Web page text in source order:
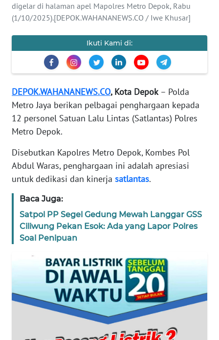
digelar di halaman apel Mapolres Metro Depok, Rabu
(1/10/2025).[DEPOK.WAHANANEWS.CO / Iwe Khusar]
Ikuti Kami di:
DEPOK.WAHANANEWS.CO, Kota Depok– Polda
Metro Jaya berikan pelbagai penghargaan kepada
12 personel Satuan Lalu Lintas (Satlantas) Polres
Metro Depok.
Disebutkan Kapolres Metro Depok, Kombes Pol
Abdul Waras, penghargaan ini adalah apresiasi
untuk dedikasi dan kinerja satlantas.
Baca Juga:
Satpol PP Segel Gedung Mewah Langgar GSS
Ciliwung Pekan Esok: Ada yang Lapor Polres
Soal Penipuan
SIBER
Wahana
News
Regional
WN
SUMUT
JAKARTA
WN
JABAR
WN
NTT